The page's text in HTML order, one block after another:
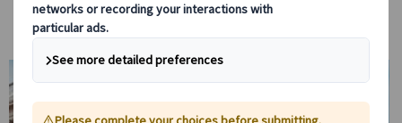
見学後は庭園エリアやギフトショップでの散策・ショッピングも可能
です。